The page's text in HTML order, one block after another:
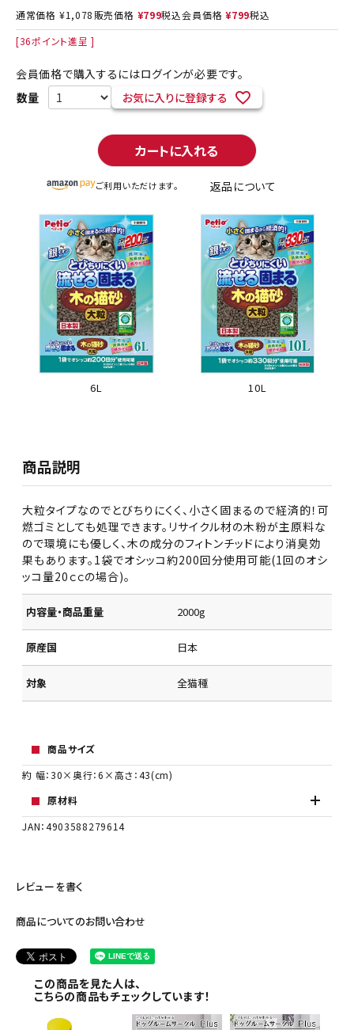
通常価格 ¥1,078 販売価格 ¥799税込会員価格 ¥799税込
[36ポイント進呈 ]
会員価格で購入するにはログインが必要です。
お気に入りに登録する
カートに入れる
ご利用いただけます。 返品について
6L 10L
商品説明
大粒タイプなのでとびちりにくく、小さく固まるので経済的！可
燃ゴミとしても処理できます。リサイクル材の木粉が主原料な
ので環境にも優しく、木の成分のフィトンチッドにより消臭効
果もあります。1袋でオシッコ約200回分使用可能(1回のオシ
ッコ量20ｃｃの場合)。
内容量・商品重量 2000g
原産国 日本
対象 全猫種
商品サイズ
約 幅：30×奥行：6×高さ：43(cm)
原材料
JAN：4903588279614
レビューを書く
商品についてのお問い合わせ
この商品を見た人は、
こちらの商品もチェックしています！